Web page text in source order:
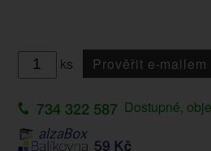
ks Prověřit e-mailem
Dostupné,